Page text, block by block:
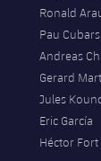
Ronald
Pau
Andreas
Gerard
Jules
Eric García
Héctor Fort